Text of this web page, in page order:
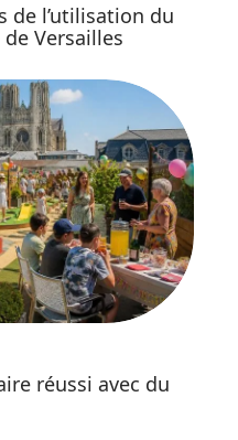
de l’utilisation du
Versailles
réussi avec du